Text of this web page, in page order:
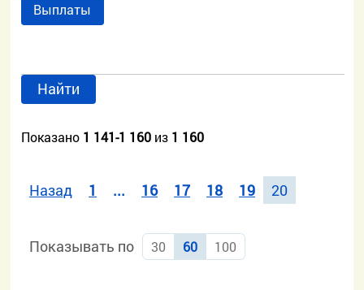
Выплаты
Найти
Показано 1 141-1 160 из 1 160
Назад 1 ... 16 17 18 19 20
Показывать по 30 60 100